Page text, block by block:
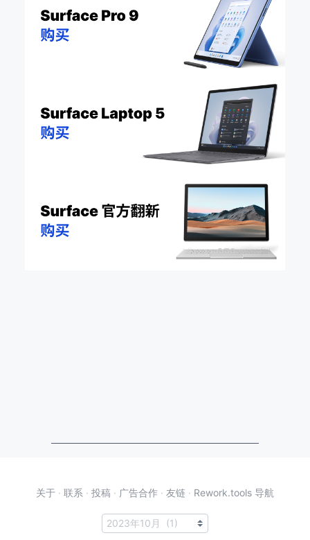
关于 · 联系 · 投稿 · 广告合作 · 友链 · Rework.tools 导航